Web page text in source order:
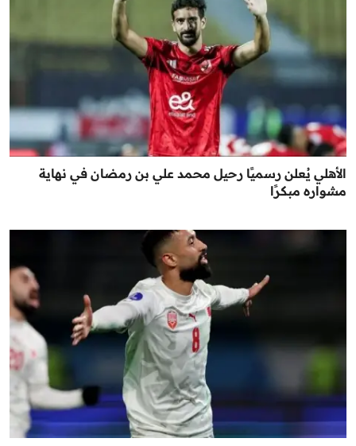
الأهلي يُعلن رسميًا رحيل محمد علي بن رمضان في نهاية
مشواره مبكرًا